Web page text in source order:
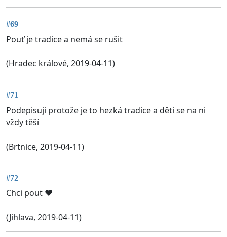
#69
Pouť je tradice a nemá se rušit
(Hradec králové, 2019-04-11)
#71
Podepisuji protože je to hezká tradice a děti se na ni
vždy těší
(Brtnice, 2019-04-11)
#72
Chci pout ❤️
(Jihlava, 2019-04-11)